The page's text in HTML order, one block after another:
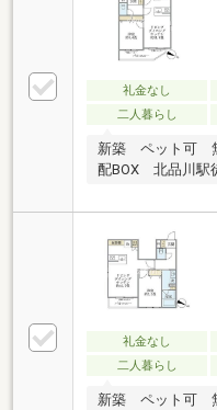
礼金なし
二人暮らし
新築 ペット可
配BOX 北品川駅
礼金なし
二人暮らし
新築 ペット可